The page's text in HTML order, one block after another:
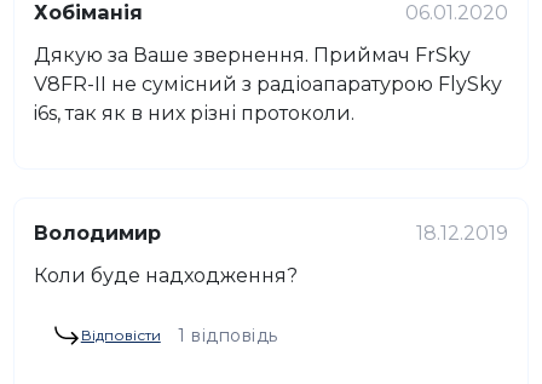
Хобіманія
06.01.2020
Дякую за Ваше звернення. Приймач FrSky
V8FR-II не сумісний з радіоапаратурою FlySky
i6s, так як в них різні протоколи.
Володимир
18.12.2019
Коли буде надходження?
Відповісти 1 відповідь